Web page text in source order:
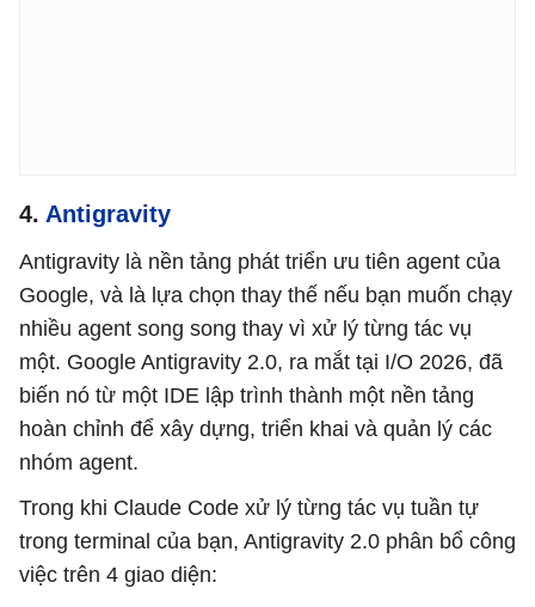
4. Antigravity
Antigravity là nền tảng phát triển ưu tiên agent của
Google, và là lựa chọn thay thế nếu bạn muốn chạy
nhiều agent song song thay vì xử lý từng tác vụ
một. Google Antigravity 2.0, ra mắt tại I/O 2026, đã
biến nó từ một IDE lập trình thành một nền tảng
hoàn chỉnh để xây dựng, triển khai và quản lý các
nhóm agent.
Trong khi Claude Code xử lý từng tác vụ tuần tự
trong terminal của bạn, Antigravity 2.0 phân bổ công
việc trên 4 giao diện: